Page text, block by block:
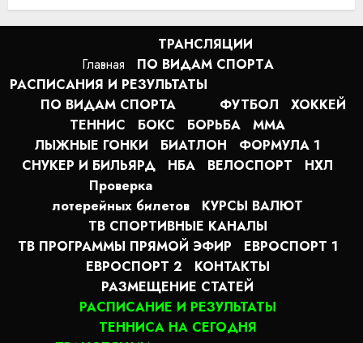
Главная
ТРАНСЛЯЦИИ
ПО ВИДАМ СПОРТA
РАСПИСАНИЯ И РЕЗУЛЬТАТЫ
ПО ВИДАМ СПОРТА
ФУТБОЛ
ХОККЕЙ
ТЕННИС
БОКС БОРЬБА
MMA
ЛЫЖНЫЕ ГОНКИ
БИАТЛОН
ФОРМУЛА 1
СНУКЕР И БИЛЬЯРД
НБА ВЕЛОСПОРТ
НХЛ
Проверка
лотерейных билетов
КУРСЫ ВАЛЮТ
ТВ СПОРТИВНЫЕ КАНАЛЫ
ТВ ПРОГРАММЫ ПРЯМОЙ ЭФИР
ЕВРОСПОРТ 1
ЕВРОСПОРТ 2
КОНТАКТЫ
РАЗМЕЩЕНИЕ СТАТЕЙ
РАСПИСАНИЕ И РЕЗУЛЬТАТЫ
ТЕННИСА НА СЕГОДНЯ